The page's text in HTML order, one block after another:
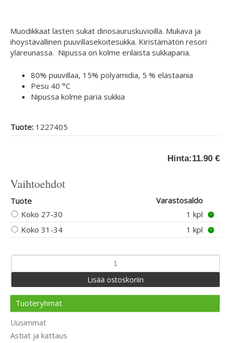
Muodikkaat lasten sukat dinosauruskuvioilla. Mukava ja
ihoystävällinen puuvillasekoitesukka. Kiristämätön resori
yläreunassa. Nipussa on kolme erilaista sukkaparia.
80% puuvillaa, 15% polyamidia, 5 % elastaania
Pesu 40 °C
Nipussa kolme paria sukkia
Tuote: 1227405
Hinta:11.90 €
Vaihtoehdot
Tuote
Varastosaldo
Koko 27-30
1 kpl
Koko 31-34
1 kpl
Tuoteryhmät
Uusimmat
Astiat ja kattaus